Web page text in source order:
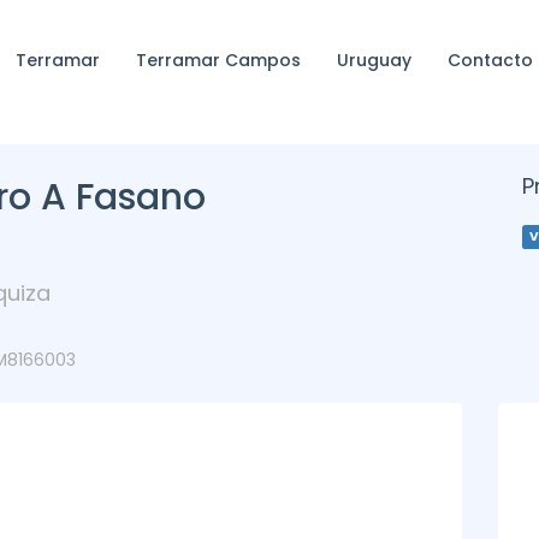
Terramar Terramar Campos Uruguay Contacto
A Fasano